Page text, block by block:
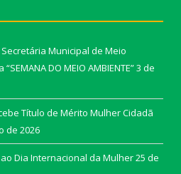
Municipal de Meio
DO MEIO AMBIENTE”3 de
Título de Mérito Mulher Cidadã
de 2026
Dia Internacional da Mulher25 de